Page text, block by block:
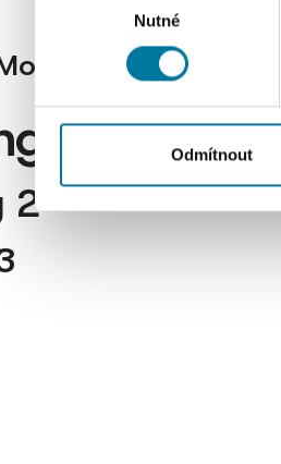
Zjistěte více o tom, jak
tyto údaje mohou
Nutné
Odmítnout
1
2